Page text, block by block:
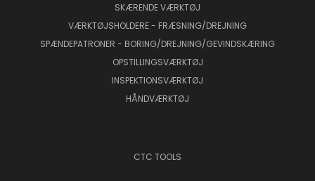
SKÆRENDE VÆRKTØJ
VÆRKTØJSHOLDERE - FRÆSNING/DREJNING
SPÆNDEPATRONER - BORING/DREJNING/GEVINDSKÆRING
OPSTILLINGSVÆRKTØJ
INSPEKTIONSVÆRKTØJ
HÅNDVÆRKTØJ
CTC TOOLS